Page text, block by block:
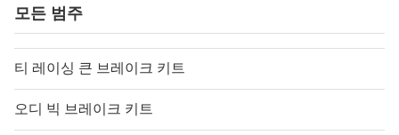
모든 범주
티 레이싱 큰 브레이크 키트
오디 빅 브레이크 키트